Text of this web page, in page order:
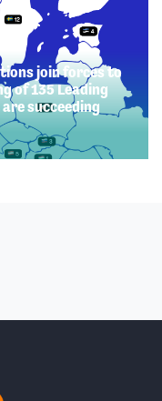
join forces to
of 135 Leading
succeeding